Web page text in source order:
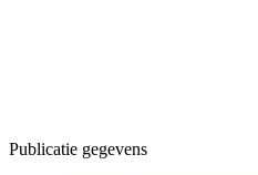
Publicatie gegevens